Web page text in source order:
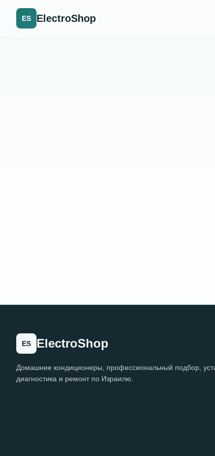
ES ElectroShop
ES ElectroShop
Домашние кондиционеры, профессиональный подбор,
диагностика и ремонт по Израилю.